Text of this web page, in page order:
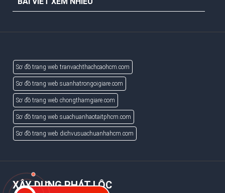
Sơ đồ trang web tranvachthachcaohcm.com
Sơ đồ trang web suanhatrongoigiare.com
Sơ đồ trang web chongthamgiare.com
Sơ đồ trang web suachuanhaotaitphcm.com
Sơ đồ trang web dichvusuachuanhahcm.com
XÂY DỰNG PHÁT LỘC